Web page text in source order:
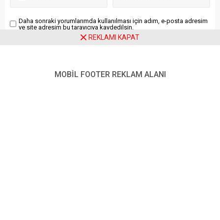
havalimanlarındaki...
Daha sonraki yorumlarımda kullanılması için adım, e-posta adresim
ve site adresim bu tarayıcıya kaydedilsin.
REKLAMI KAPAT
MOBİL FOOTER REKLAM ALANI